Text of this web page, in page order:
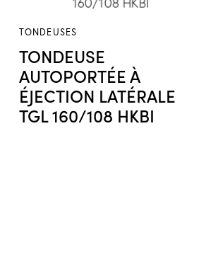
TONDEUSE
AUTOPORTÉE À
ÉJECTION LATÉRALE
TGL 160/108 HKBI
TONDEUSES